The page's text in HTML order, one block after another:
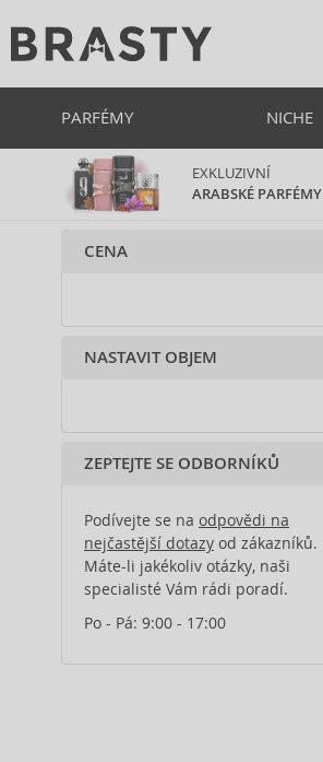
PARFÉMY NICHE
EXKLUZIVNÍ
ARABSKÉ PARFÉMY
CENA
NASTAVIT OBJEM
ZEPTEJTE SE ODBORNÍKŮ
Podívejte se na odpovědi na
nejčastější dotazy od zákazníků.
Máte-li jakékoliv otázky, naši
specialisté Vám rádi poradí.
Po - Pá: 9:00 - 17:00